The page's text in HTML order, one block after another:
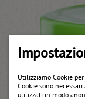
Utilizziamo Cookie
Cookie sono
utilizzati in modo